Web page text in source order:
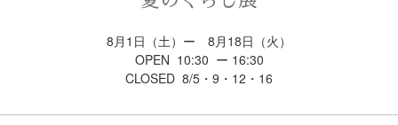
8月1日（土）ー 8月18日（火）
OPEN 10:30 ー 16:30
CLOSED 8/5・9・12・16